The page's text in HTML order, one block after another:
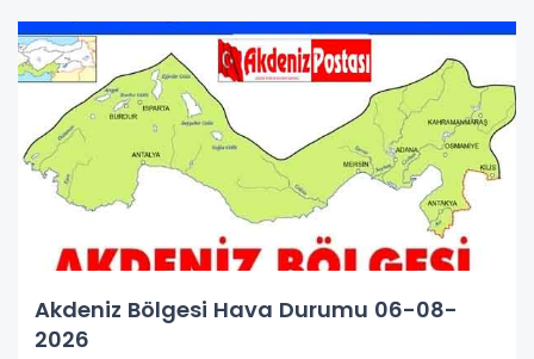
Akdeniz Bölgesi Hava Durumu 06-08-
2026